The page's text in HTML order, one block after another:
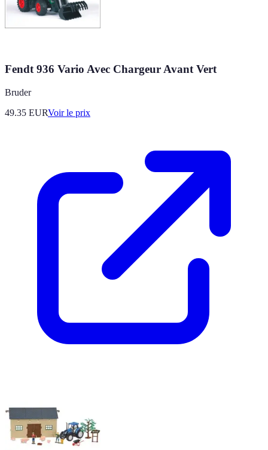
Fendt 936 Vario Avec Chargeur Avant Vert
Bruder
49.35 EURVoir le prix